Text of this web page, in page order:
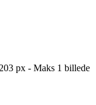
px - Maks 1 billede